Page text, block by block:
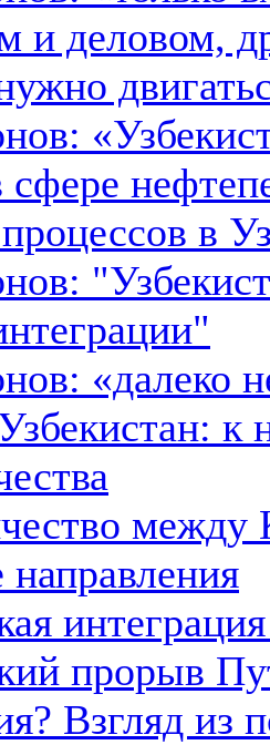
и деловом,
сфере
в
«далеко
к
между
прорыв
Взгляд из